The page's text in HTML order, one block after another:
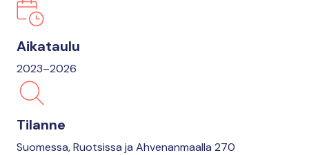
Aikataulu
2023–2026
Tilanne
Suomessa, Ruotsissa ja Ahvenanmaalla 270